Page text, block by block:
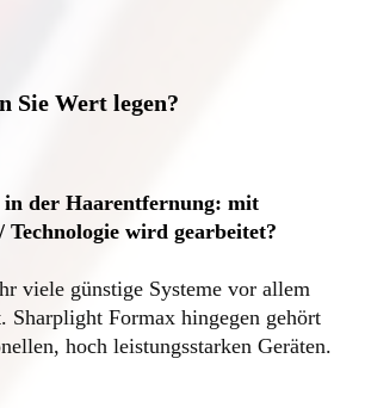
Sie Wert legen?
in der Haarentfernung: mit
Technologie wird gearbeitet?
viele günstige Systeme vor allem
Sharplight Formax hingegen gehört
hoch leistungsstarken Geräten.